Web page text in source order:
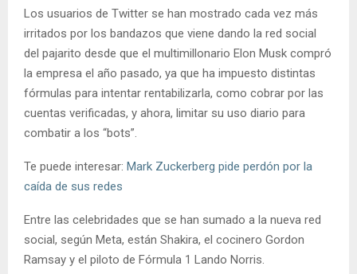
Los usuarios de Twitter se han mostrado cada vez más
irritados por los bandazos que viene dando la red social
del pajarito desde que el multimillonario Elon Musk compró
la empresa el año pasado, ya que ha impuesto distintas
fórmulas para intentar rentabilizarla, como cobrar por las
cuentas verificadas, y ahora, limitar su uso diario para
combatir a los “bots”.
Te puede interesar: Mark Zuckerberg pide perdón por la
caída de sus redes
Entre las celebridades que se han sumado a la nueva red
social, según Meta, están Shakira, el cocinero Gordon
Ramsay y el piloto de Fórmula 1 Lando Norris.